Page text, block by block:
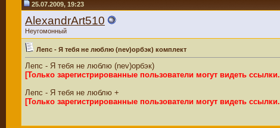
25.07.2009, 19:23
AlexandrArt510
Неугомонный
Лепс - Я тебя не люблю (nev)орбэк) комплект
Лепс - Я тебя не люблю (nev)орбэк)
[Только зарегистрированные пользователи могут видеть ссылки.
Лепс - Я тебя не люблю +
[Только зарегистрированные пользователи могут видеть ссылки.